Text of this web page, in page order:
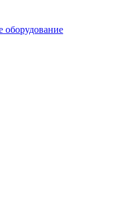
оборудование